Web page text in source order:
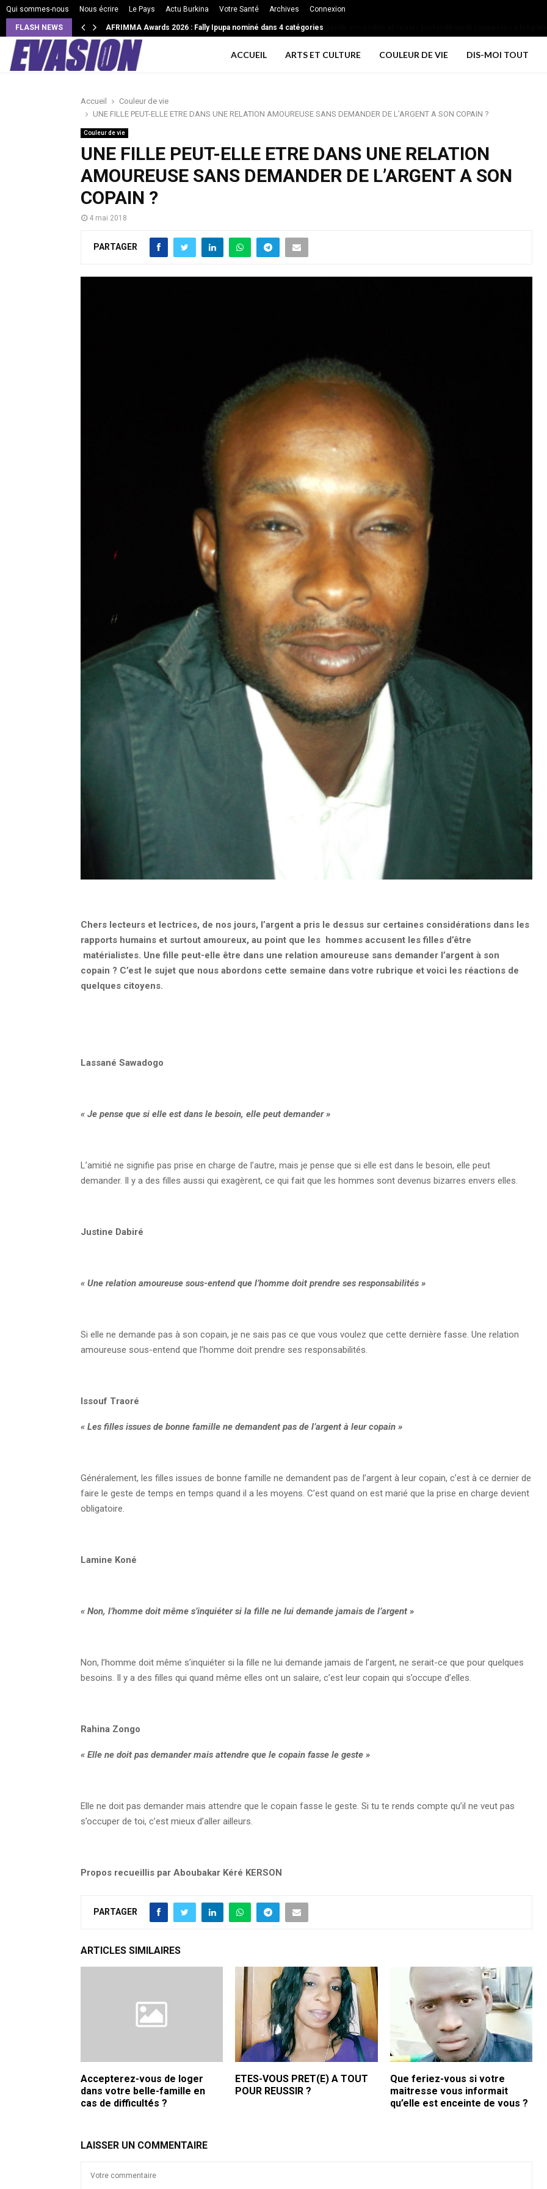
Qui sommes-nous Nous écrire Le Pays Actu Burkina Votre Santé Archives Connexion
FLASH NEWS VIE DE COUPLE: Ces 3 façons subtiles pour les couples de grandir ensemble et rester profondément connectés à long terme
ACCUEIL ARTS ET CULTURE COULEUR DE VIE DIS-MOI TOUT
Accueil
Couleur de vie
UNE FILLE PEUT-ELLE ETRE DANS UNE RELATION AMOUREUSE SANS DEMANDER DE L’ARGENT A SON COPAIN ?
Couleur de vie
UNE FILLE PEUT-ELLE ETRE DANS UNE RELATION
AMOUREUSE SANS DEMANDER DE L’ARGENT A SON
COPAIN ?
4 mai 2018
PARTAGER
Chers lecteurs et lectrices, de nos jours, l’argent a pris le dessus sur certaines considérations dans les
rapports humains et surtout amoureux, au point que les hommes accusent les filles d’être
matérialistes. Une fille peut-elle être dans une relation amoureuse sans demander l’argent à son
copain ? C’est le sujet que nous abordons cette semaine dans votre rubrique et voici les réactions de
quelques citoyens.
Lassané Sawadogo
« Je pense que si elle est dans le besoin, elle peut demander »
L’amitié ne signifie pas prise en charge de l’autre, mais je pense que si elle est dans le besoin, elle peut
demander. Il y a des filles aussi qui exagèrent, ce qui fait que les hommes sont devenus bizarres envers elles.
Justine Dabiré
« Une relation amoureuse sous-entend que l’homme doit prendre ses responsabilités »
Si elle ne demande pas à son copain, je ne sais pas ce que vous voulez que cette dernière fasse. Une relation
amoureuse sous-entend que l’homme doit prendre ses responsabilités.
Issouf Traoré
« Les filles issues de bonne famille ne demandent pas de l’argent à leur copain »
Généralement, les filles issues de bonne famille ne demandent pas de l’argent à leur copain, c’est à ce dernier de
faire le geste de temps en temps quand il a les moyens. C’est quand on est marié que la prise en charge devient
obligatoire.
Lamine Koné
« Non, l’homme doit même s’inquiéter si la fille ne lui demande jamais de l’argent »
Non, l’homme doit même s’inquiéter si la fille ne lui demande jamais de l’argent, ne serait-ce que pour quelques
besoins. Il y a des filles qui quand même elles ont un salaire, c’est leur copain qui s’occupe d’elles.
Rahina Zongo
« Elle ne doit pas demander mais attendre que le copain fasse le geste »
Elle ne doit pas demander mais attendre que le copain fasse le geste. Si tu te rends compte qu’il ne veut pas
s’occuper de toi, c’est mieux d’aller ailleurs.
Propos recueillis par Aboubakar Kéré KERSON
PARTAGER
ARTICLES SIMILAIRES
Accepterez-vous de loger
dans votre belle-famille en
cas de difficultés ?
ETES-VOUS PRET(E) A TOUT
POUR REUSSIR ?
Que feriez-vous si votre
maitresse vous informait
qu’elle est enceinte de vous ?
LAISSER UN COMMENTAIRE